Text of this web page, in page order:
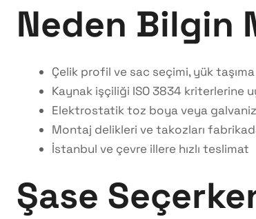
Neden Bilgin
Çelik profil ve sac seçimi, yük taşıma
Kaynak işçiliği ISO 3834 kriterlerine
Elektrostatik toz boya veya
Montaj delikleri ve takozları
İstanbul ve çevre illere hızlı teslimat
Şase